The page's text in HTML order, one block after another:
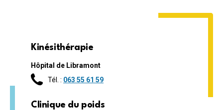
Kinésithérapie
Hôpital de Libramont
Tél. : 063 55 61 59
Clinique du poids